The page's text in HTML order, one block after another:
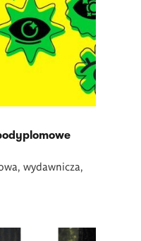
wydawnicza,